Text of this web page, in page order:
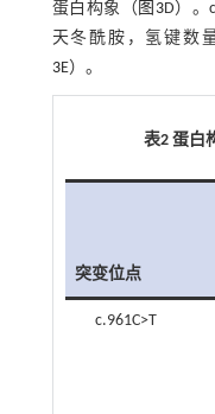
蛋白构象（ 图3D）。
天冬酰胺，氢键数
3E）。
表2 蛋白
突变位点
c.961C>T